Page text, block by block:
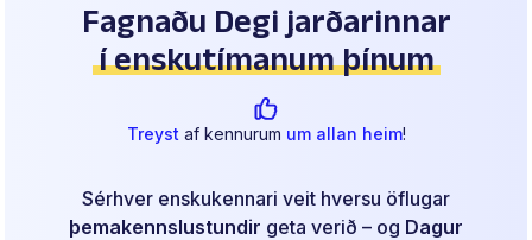
Fagnaðu Degi jarðarinnar
í enskutímanum þínum
Treyst af kennurum um allan heim!
Sérhver enskukennari veit hversu öflugar
þemakennslustundir geta verið – og Dagur